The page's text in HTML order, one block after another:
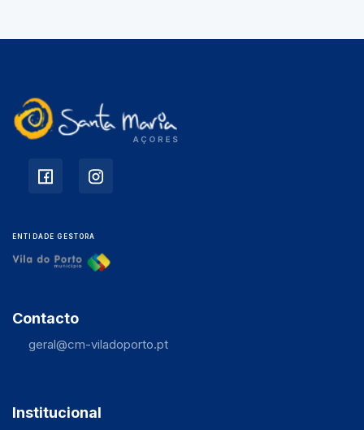
ENTIDADE GESTORA
Contacto
geral@cm-viladoporto.pt
Institucional